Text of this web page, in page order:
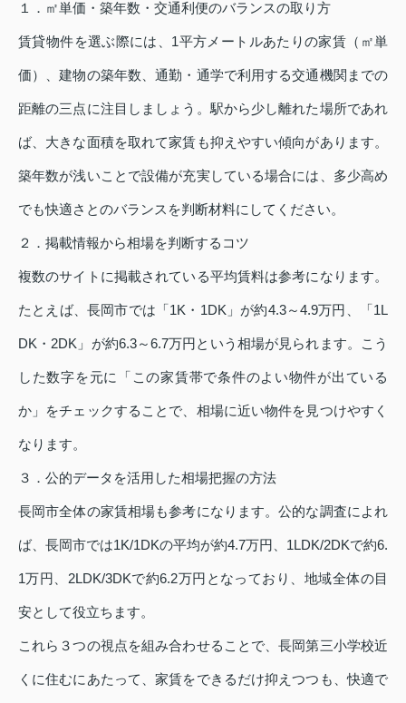
１．㎡単価・築年数・交通利便のバランスの取り方
賃貸物件を選ぶ際には、1平方メートルあたりの家賃（㎡単
価）、建物の築年数、通勤・通学で利用する交通機関までの
距離の三点に注目しましょう。駅から少し離れた場所であれ
ば、大きな面積を取れて家賃も抑えやすい傾向があります。
築年数が浅いことで設備が充実している場合には、多少高め
でも快適さとのバランスを判断材料にしてください。
２．掲載情報から相場を判断するコツ
複数のサイトに掲載されている平均賃料は参考になります。
たとえば、長岡市では「1K・1DK」が約4.3～4.9万円、「1L
DK・2DK」が約6.3～6.7万円という相場が見られます。こう
した数字を元に「この家賃帯で条件のよい物件が出ている
か」をチェックすることで、相場に近い物件を見つけやすく
なります。
３．公的データを活用した相場把握の方法
長岡市全体の家賃相場も参考になります。公的な調査によれ
ば、長岡市では1K/1DKの平均が約4.7万円、1LDK/2DKで約6.
1万円、2LDK/3DKで約6.2万円となっており、地域全体の目
安として役立ちます。
これら３つの視点を組み合わせることで、長岡第三小学校近
くに住むにあたって、家賃をできるだけ抑えつつも、快適で